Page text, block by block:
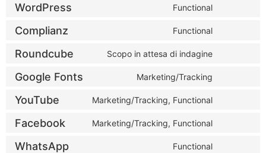
WordPress Functional
Complianz Functional
Roundcube Scopo in attesa di indagine
Google Fonts Marketing/Tracking
YouTube Marketing/Tracking, Functional
Facebook Marketing/Tracking, Functional
WhatsApp Functional